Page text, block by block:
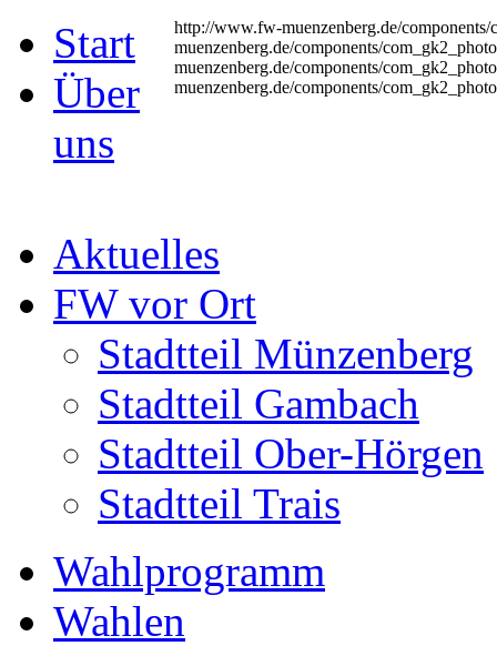
http://www.fw-muenzenberg.de/
muenzenberg.de/components/
muenzenberg.de/components/
muenzenberg.de/components/
Start
Über
uns
Aktuelles
FW vor Ort
Stadtteil Münzenberg
Stadtteil Gambach
Stadtteil Ober-Hörgen
Stadtteil Trais
Wahlprogramm
Wahlen